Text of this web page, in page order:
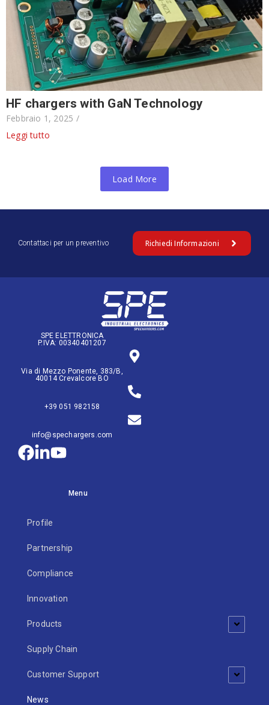
HF chargers with GaN Technology
Febbraio 1, 2025 /
Leggi tutto
Load More
Contattaci per un preventivo Richiedi Informazioni
SPE ELETTRONICA
P.IVA: 00340401207
Via di Mezzo Ponente, 383/B,
40014 Crevalcore BO
+39 051 982158
info@spechargers.com
Menu
Profile
Partnership
Compliance
Innovation
Products
Supply Chain
Customer Support
News